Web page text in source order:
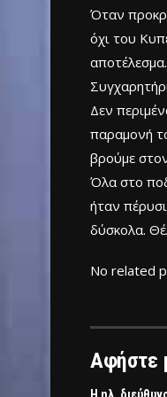
Όταν
όχι του
αποτέλεσμα.
Δεν
παραμονή
βρούμε
Όλα στο
ήταν
δύσκολα.
No related
Αφήστε